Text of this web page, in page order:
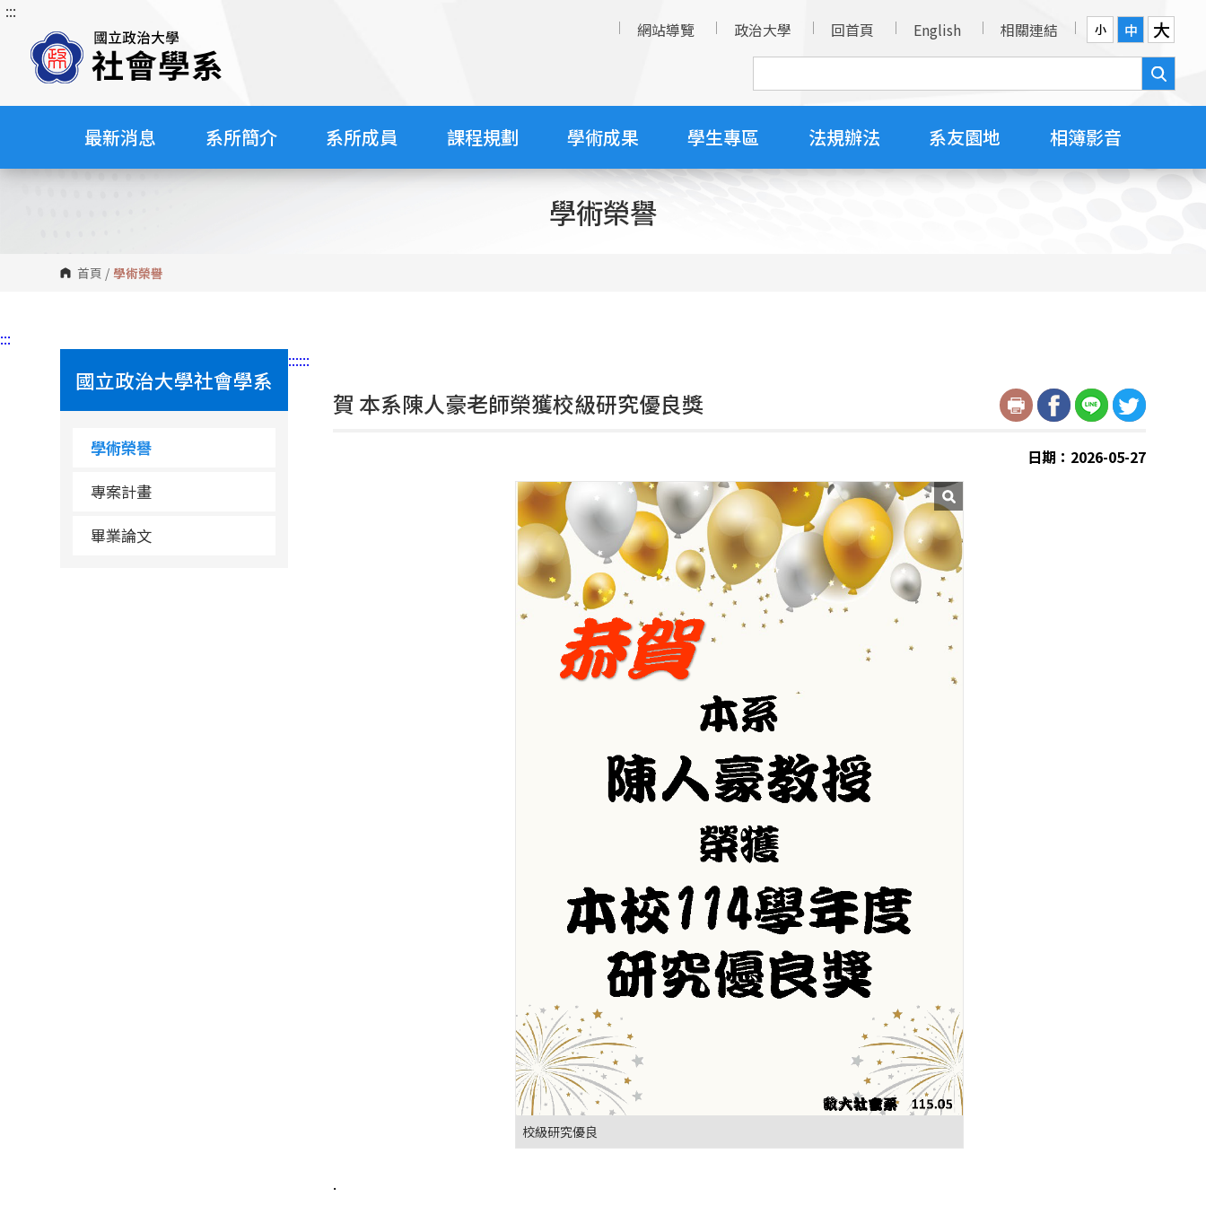
跳
內
塊
:::
網站導覽
政治大學 回首頁 English 相關連結 小 中 大
最新消息 系所簡介 系所成員 課程規劃 學術成果 學生專區 法規辦法 系友園地 相簿影音
學術榮譽
首頁 / 學術榮譽
:::
:::
國立政治大學社會學系
學術榮譽
專案計畫
畢業論文
:::
賀 本系陳人豪老師榮獲校級研究優良獎
日期：2026-05-27
校級研究優良
.